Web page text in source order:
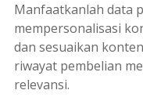
Manfaatkanlah data
mempersonalisasi
dan sesuaikan
riwayat pembelian
relevansi.